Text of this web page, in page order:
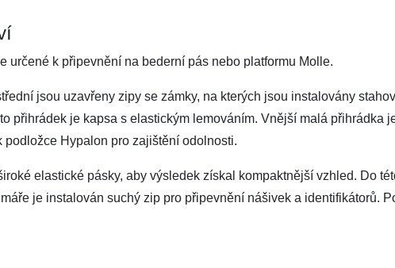
určené k připevnění na bederní pás nebo platformu Molle.
jsou uzavřeny zipy se zámky, na kterých jsou instalovány
přihrádek je kapsa s elastickým lemováním. Vnější malá přihrádka
Hypalon pro zajištění odolnosti.
elastické pásky, aby výsledek získal kompaktnější vzhled. Do
je instalován suchý zip pro připevnění nášivek a identifikátorů.